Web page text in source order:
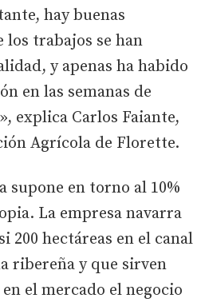
hay buenas
trabajos se han
y apenas ha habido
en las semanas de
explica Carlos Faiante,
Agrícola de Florette.
supone en torno al 10%
La empresa navarra
200 hectáreas en el canal
ribereña y que sirven
el mercado el negocio